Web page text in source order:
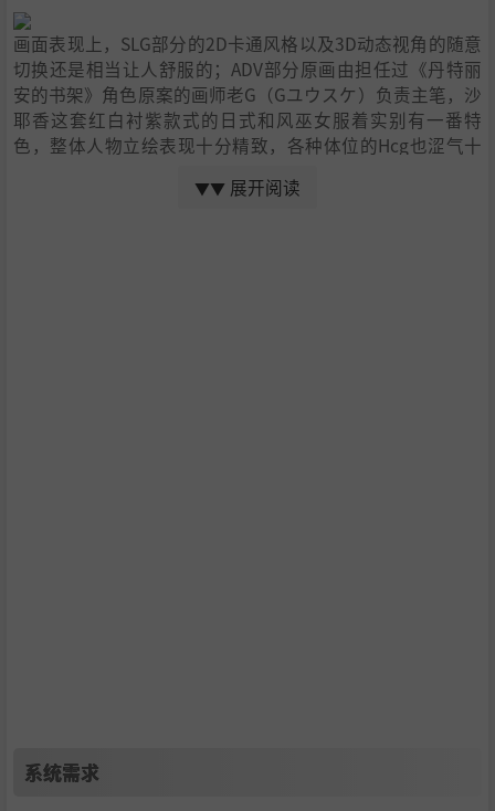
画面表现上，SLG部分的2D卡通风格以及3D动态视角的随意
切换还是相当让人舒服的；ADV部分原画由担任过《丹特丽
安的书架》角色原案的画师老G（Gユウスケ）负责主笔，沙
耶香这套红白衬紫款式的日式和风巫女服着实别有一番特
色，整体人物立绘表现十分精致，各种体位的Hcg也涩气十
一名人气十足的电波系歌姬。
▼▼ 展开阅读
系统需求